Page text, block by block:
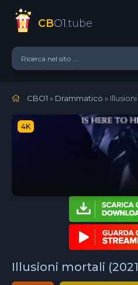
CBO1.tube
CBO1 » Drammatico »
4K
Illusioni mortali